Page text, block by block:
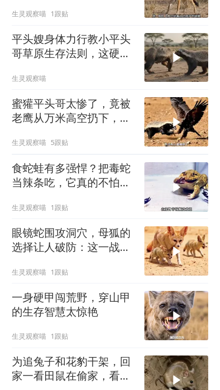
生灵观察喵 1跟贴
平头嫂身体力行教小平头
哥草原生存法则，这硬核
生灵观察喵
蜜獾平头哥太惨了，竟被
老鹰从万米高空扔下，落
生灵观察喵 5跟贴
食蛇蛙有多强悍？把毒蛇
当辣条吃，它真的不怕蛇
生灵观察喵 1跟贴
眼镜蛇围攻洞穴，母狐的
选择让人破防：这一战，
生灵观察喵 1跟贴
一身硬甲闯荒野，穿山甲
的生存智慧太惊艳
生灵观察喵 1跟贴
为追兔子和花豹干架，回
家一看田鼠在偷家，看平